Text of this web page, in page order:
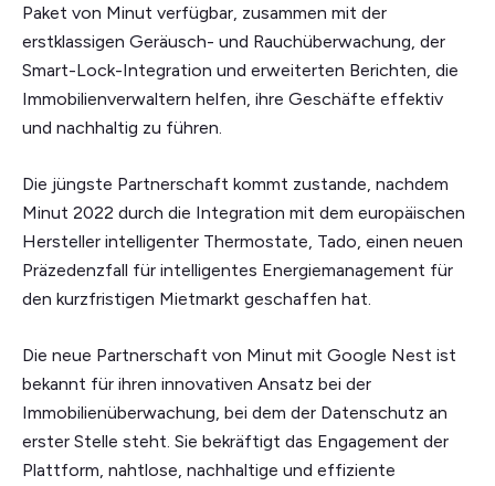
Paket von Minut verfügbar, zusammen mit der
erstklassigen Geräusch- und Rauchüberwachung, der
Smart-Lock-Integration und erweiterten Berichten, die
Immobilienverwaltern helfen, ihre Geschäfte effektiv
und nachhaltig zu führen.
Die jüngste Partnerschaft kommt zustande, nachdem
Minut 2022 durch die Integration mit dem europäischen
Hersteller intelligenter Thermostate, Tado, einen neuen
Präzedenzfall für intelligentes Energiemanagement für
den kurzfristigen Mietmarkt geschaffen hat.
Die neue Partnerschaft von Minut mit Google Nest ist
bekannt für ihren innovativen Ansatz bei der
Immobilienüberwachung, bei dem der Datenschutz an
erster Stelle steht. Sie bekräftigt das Engagement der
Plattform, nahtlose, nachhaltige und effiziente